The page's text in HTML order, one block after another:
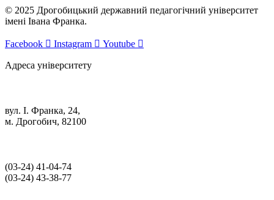
© 2025 Дрогобицький державний педагогічний університет
імені Івана Франка.
Facebook Instagram Youtube
Адреса університету
вул. І. Франка, 24,
м. Дрогобич, 82100
(03‑24) 41‑04‑74
(03‑24) 43‑38‑77